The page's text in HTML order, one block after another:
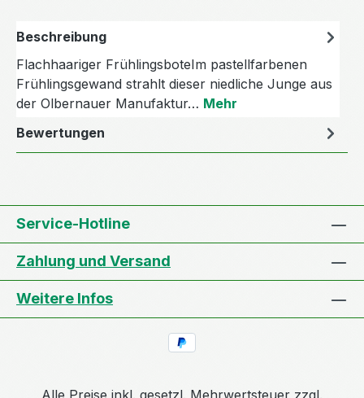
Beschreibung
Flachhaariger FrühlingsboteIm pastellfarbenen
Frühlingsgewand strahlt dieser niedliche Junge aus
der Olbernauer Manufaktur… Mehr
Bewertungen
Service-Hotline
Zahlung und Versand
Weitere Infos
Alle Preise inkl. gesetzl. Mehrwertsteuer zzgl.